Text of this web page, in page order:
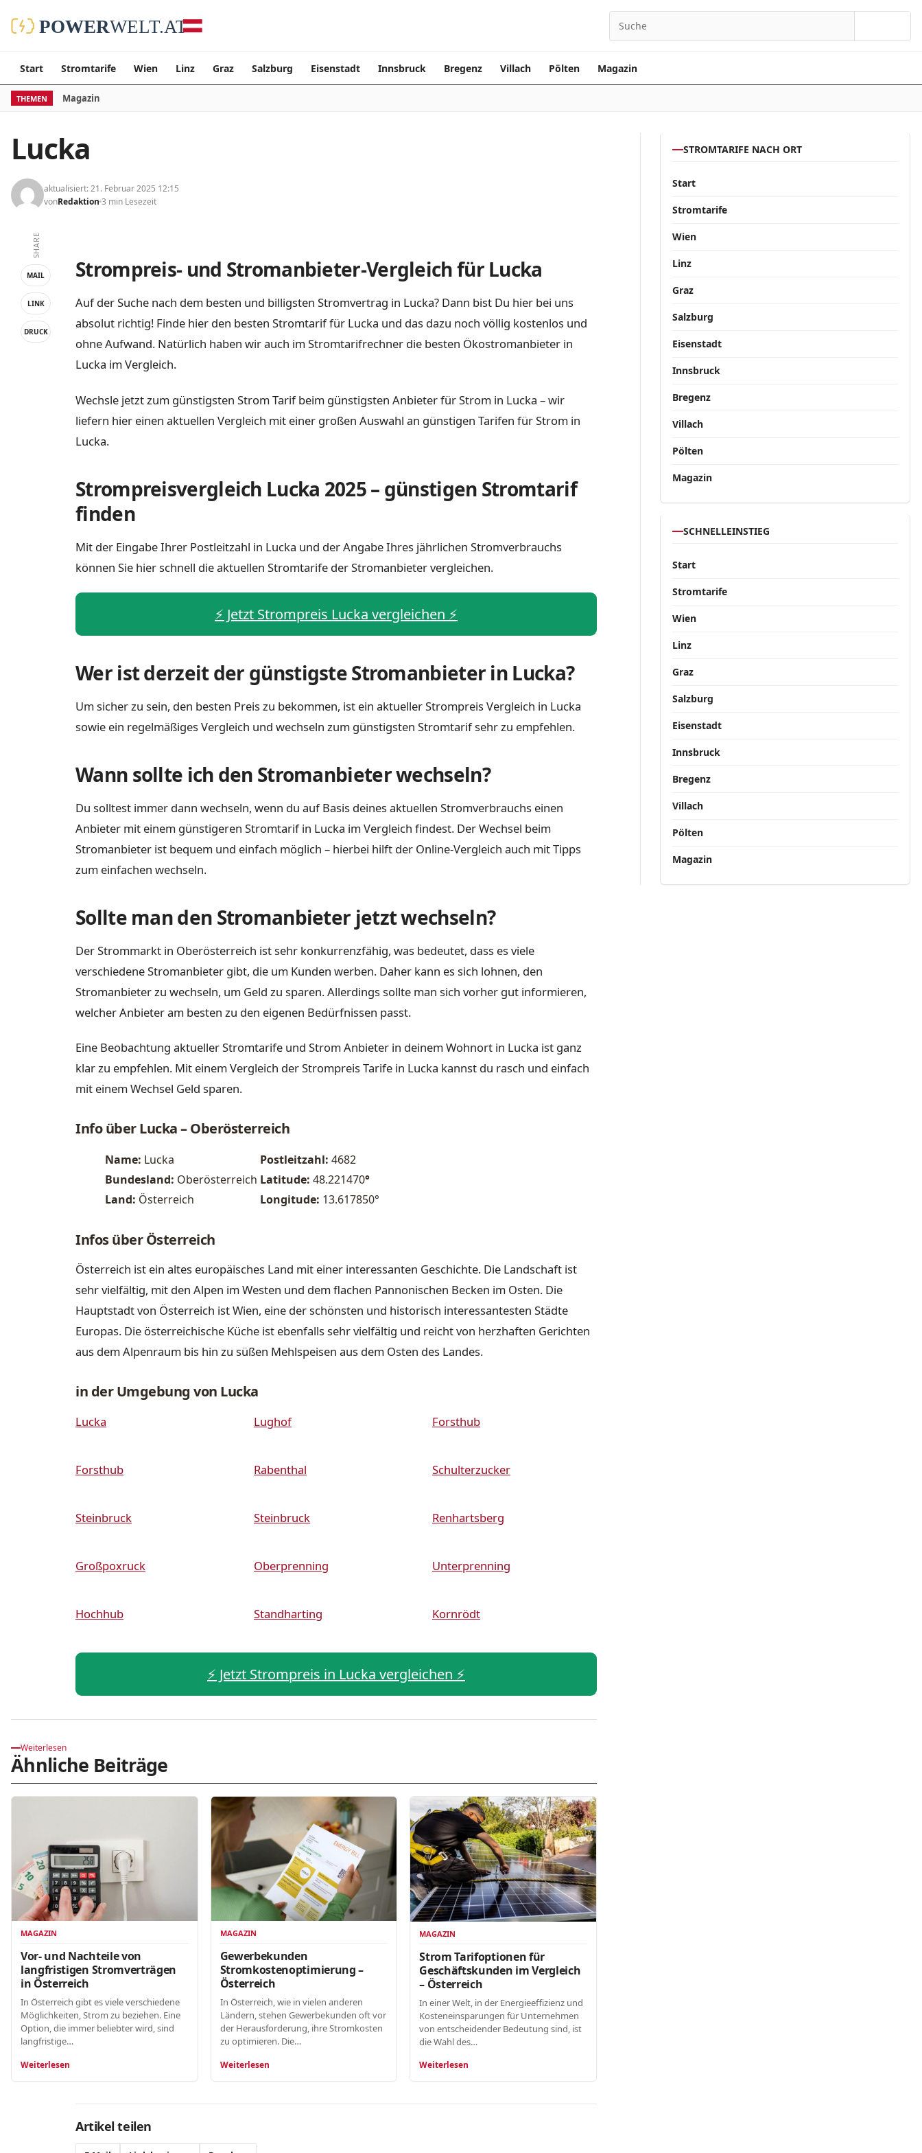
Start Stromtarife Wien Linz Graz Salzburg Eisenstadt Innsbruck Bregenz Villach Pölten Magazin
THEMEN Magazin
Lucka
aktualisiert: 21. Februar 2025 12:15
vonRedaktion 3 min Lesezeit
SHARE
MAIL
LINK
DRUCK
Strompreis- und Stromanbieter-Vergleich für Lucka
Auf der Suche nach dem besten und billigsten Stromvertrag in Lucka? Dann bist Du hier bei uns
absolut richtig! Finde hier den besten Stromtarif für Lucka und das dazu noch völlig kostenlos und
ohne Aufwand. Natürlich haben wir auch im Stromtarifrechner die besten Ökostromanbieter in
Lucka im Vergleich.
Wechsle jetzt zum günstigsten Strom Tarif beim günstigsten Anbieter für Strom in Lucka – wir
liefern hier einen aktuellen Vergleich mit einer großen Auswahl an günstigen Tarifen für Strom in
Lucka.
Strompreisvergleich Lucka 2025 – günstigen Stromtarif
finden
Mit der Eingabe Ihrer Postleitzahl in Lucka und der Angabe Ihres jährlichen Stromverbrauchs
können Sie hier schnell die aktuellen Stromtarife der Stromanbieter vergleichen.
⚡️ Jetzt Strompreis Lucka vergleichen ⚡️
Wer ist derzeit der günstigste Stromanbieter in Lucka?
Um sicher zu sein, den besten Preis zu bekommen, ist ein aktueller Strompreis Vergleich in Lucka
sowie ein regelmäßiges Vergleich und wechseln zum günstigsten Stromtarif sehr zu empfehlen.
Wann sollte ich den Stromanbieter wechseln?
Du solltest immer dann wechseln, wenn du auf Basis deines aktuellen Stromverbrauchs einen
Anbieter mit einem günstigeren Stromtarif in Lucka im Vergleich findest. Der Wechsel beim
Stromanbieter ist bequem und einfach möglich – hierbei hilft der Online-Vergleich auch mit Tipps
zum einfachen wechseln.
Sollte man den Stromanbieter jetzt wechseln?
Der Strommarkt in Oberösterreich ist sehr konkurrenzfähig, was bedeutet, dass es viele
verschiedene Stromanbieter gibt, die um Kunden werben. Daher kann es sich lohnen, den
Stromanbieter zu wechseln, um Geld zu sparen. Allerdings sollte man sich vorher gut informieren,
welcher Anbieter am besten zu den eigenen Bedürfnissen passt.
Eine Beobachtung aktueller Stromtarife und Strom Anbieter in deinem Wohnort in Lucka ist ganz
klar zu empfehlen. Mit einem Vergleich der Strompreis Tarife in Lucka kannst du rasch und einfach
mit einem Wechsel Geld sparen.
Info über Lucka – Oberösterreich
Name: Lucka Postleitzahl: 4682
Bundesland: Oberösterreich Latitude: 48.221470°
Land: Österreich Longitude: 13.617850°
Infos über Österreich
Österreich ist ein altes europäisches Land mit einer interessanten Geschichte. Die Landschaft ist
sehr vielfältig, mit den Alpen im Westen und dem flachen Pannonischen Becken im Osten. Die
Hauptstadt von Österreich ist Wien, eine der schönsten und historisch interessantesten Städte
Europas. Die österreichische Küche ist ebenfalls sehr vielfältig und reicht von herzhaften Gerichten
aus dem Alpenraum bis hin zu süßen Mehlspeisen aus dem Osten des Landes.
in der Umgebung von Lucka
Lucka Lughof Forsthub
Forsthub Rabenthal Schulterzucker
Steinbruck Steinbruck Renhartsberg
Großpoxruck Oberprenning Unterprenning
Hochhub Standharting Kornrödt
⚡️ Jetzt Strompreis in Lucka vergleichen ⚡️
Weiterlesen
Ähnliche Beiträge
MAGAZIN
Vor- und Nachteile von
langfristigen Stromverträgen
in Österreich
In Österreich gibt es viele verschiedene
Möglichkeiten, Strom zu beziehen. Eine
Option, die immer beliebter wird, sind
langfristige…
Weiterlesen
MAGAZIN
Gewerbekunden
Stromkostenoptimierung –
Österreich
In Österreich, wie in vielen anderen
Ländern, stehen Gewerbekunden oft vor
der Herausforderung, ihre Stromkosten
zu optimieren. Die…
Weiterlesen
MAGAZIN
Strom Tarifoptionen für
Geschäftskunden im Vergleich
– Österreich
In einer Welt, in der Energieeffizienz und
Kosteneinsparungen für Unternehmen
von entscheidender Bedeutung sind, ist
die Wahl des…
Weiterlesen
Artikel teilen
STROMTARIFE NACH ORT
Start
Stromtarife
Wien
Linz
Graz
Salzburg
Eisenstadt
Innsbruck
Bregenz
Villach
Pölten
Magazin
SCHNELLEINSTIEG
Start
Stromtarife
Wien
Linz
Graz
Salzburg
Eisenstadt
Innsbruck
Bregenz
Villach
Pölten
Magazin